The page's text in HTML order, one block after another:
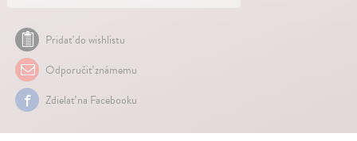
Pridať do wishlistu
Odporučiť známemu
Zdielať na Facebooku